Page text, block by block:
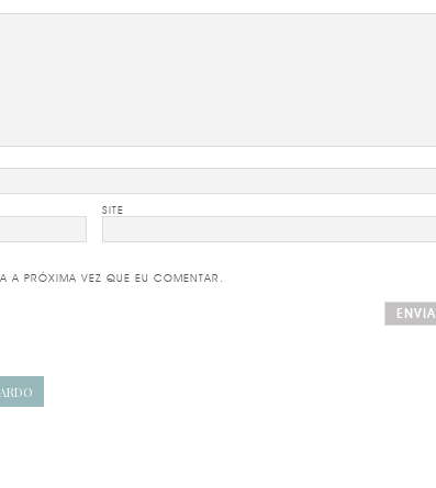
SITE
A PRÓXIMA VEZ QUE EU COMENTAR.